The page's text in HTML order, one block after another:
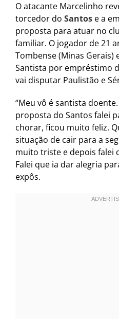
O atacante Marcelinho
torcedor do Santos e a
proposta para atuar no
familiar. O jogador de 21
Tombense (Minas Gerais)
Santista por empréstimo
vai disputar Paulistão e
“Meu vô é santista
proposta do Santos falei
chorar, ficou muito feliz.
situação de cair para a
muito triste e depois falei
Falei que ia dar alegria
expôs.